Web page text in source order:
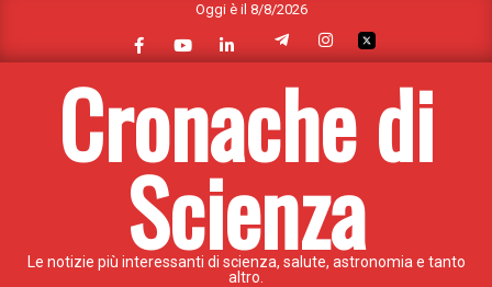
content
Oggi è il 8/8/2026
Cronache di
Scienza
Le notizie più interessanti di scienza, salute, astronomia e tanto
altro.